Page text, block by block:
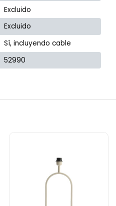
Excluido
Excluido
Sí, incluyendo cable
52990